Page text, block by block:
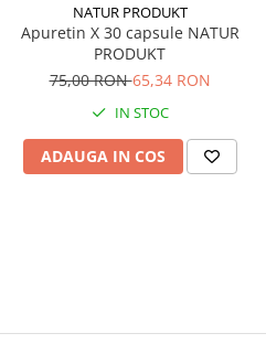
NATUR PRODUKT
Apuretin X 30 capsule NATUR
PRODUKT
75,00 RON65,34 RON
IN STOC
ADAUGA IN COS